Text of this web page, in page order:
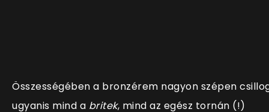
Összességében a bronzérem nagyon szépen
ugyanis mind a britek, mind az egész tornán (!)